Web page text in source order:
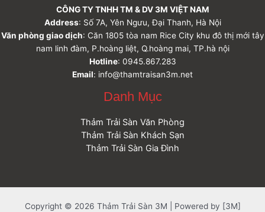
CÔNG TY TNHH TM & DV 3M VIỆT NAM
Address: Số 7A, Yên Ngưu, Đại Thanh, Hà Nội
Văn phòng giao dịch: Căn 1805 tòa nam Rice City khu đô thị mới tây
nam linh đàm, P.hoàng liệt, Q.hoàng mai, TP.hà nội
Hotline: 0945.867.283
Email: info@thamtraisan3m.net
Danh Mục
Thảm Trải Sàn Văn Phòng
Thảm Trải Sàn Khách Sạn
Thảm Trải Sàn Gia Đình
Copyright © 2026 Thảm Trải Sàn 3M | Powered by [3M]